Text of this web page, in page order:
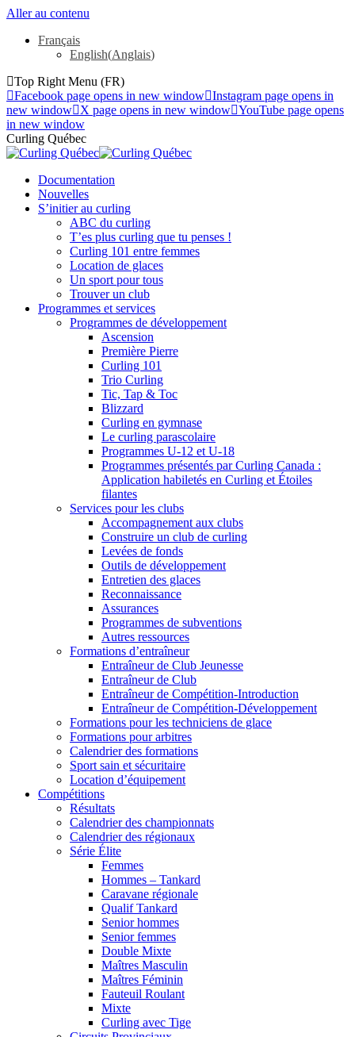
Aller au contenu
Français
English(Anglais)
Top Right Menu (FR)
Facebook page opens in new window Instagram page opens in
new window
X page opens in new window YouTube page opens
in new window
Curling Québec
Documentation
Nouvelles
S’initier au curling
ABC du curling
T’es plus curling que tu penses !
Curling 101 entre femmes
Location de glaces
Un sport pour tous
Trouver un club
Programmes et services
Programmes de développement
Ascension
Première Pierre
Curling 101
Trio Curling
Tic, Tap & Toc
Blizzard
Curling en gymnase
Le curling parascolaire
Programmes U-12 et U-18
Programmes présentés par Curling Canada :
Application habiletés en Curling et Étoiles
filantes
Services pour les clubs
Accompagnement aux clubs
Construire un club de curling
Levées de fonds
Outils de développement
Entretien des glaces
Reconnaissance
Assurances
Programmes de subventions
Autres ressources
Formations d’entraîneur
Entraîneur de Club Jeunesse
Entraîneur de Club
Entraîneur de Compétition-Introduction
Entraîneur de Compétition-Développement
Formations pour les techniciens de glace
Formations pour arbitres
Calendrier des formations
Sport sain et sécuritaire
Location d’équipement
Compétitions
Résultats
Calendrier des championnats
Calendrier des régionaux
Série Élite
Femmes
Hommes – Tankard
Caravane régionale
Qualif Tankard
Senior hommes
Senior femmes
Double Mixte
Maîtres Masculin
Maîtres Féminin
Fauteuil Roulant
Mixte
Curling avec Tige